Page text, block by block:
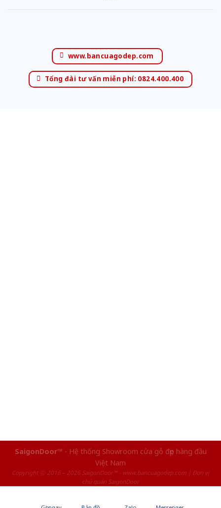
www.bancuagodep.com
Tổng đài tư vấn miễn phí: 0824.400.400
SaigonDoor™ - Hệ thống Showroom cửa gỗ đẹp hàng đầu
Việt Nam
Copyright ⓒ 2016 – 2026 SaigonDoor™ - www.bancuagodep.com | Đơn vị
chủ quản SaigonDoor